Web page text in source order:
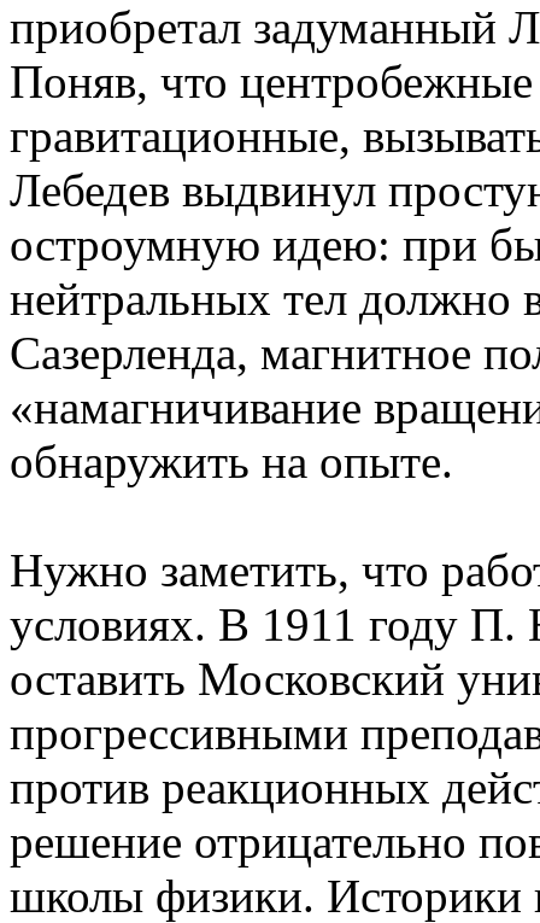
приобретал задуманный
Поняв, что
гравитационные,
Лебедев выдвинул
остроумную идею: при
нейтральных тел должно
Сазерленда, магнитное
«намагничивание
обнаружить на опыте.
Нужно заметить, что
условиях. В 1911 году
оставить Московский
прогрессивными
против реакционных
решение отрицательно
школы физики. Историки